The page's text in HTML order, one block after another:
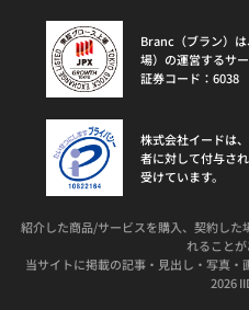
Branc（ブラン）
場）の運営するサー
証券コード：6038
株式会社イードは
者に対して付与さ
受けています。
紹介した商品/サービスを購入、契約し
れることが
当サイトに掲載の記事・見出し・写真
2026